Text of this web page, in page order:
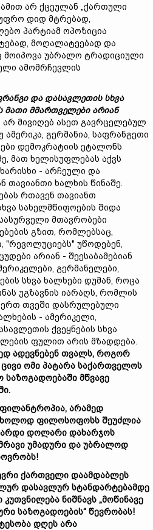
არ ქცეულან „ქართული
დიდ მტრებად,
პარტიამ ოპოზიცია
მოღალატეებად და
მოიპოვა უბრალო ტრადიციული
ამომრჩევლის
და დასავლეთის სხვა
მათი მმართველები არიან
მივიღებ ასეთ გავრცელებულ
გერმანია, საფრანგეთი
დემოკრატიის ეტალონს
მათ ხელისუფლებას აქვს
- არჩეული და
თავიანთი ხალხის წინაშე.
რთავენ თავიანთ
სახელმწიფოების შიდა
მთავრობები
გზით, რომლებსაც,
უწოდებენ,
არიან - შეესაბამებიან
გერმანელები,
სხვა ხალხები დუმან, როცა
უგზავნის იარაღს, რომლის
ერთ თვეში დასრულებული
- ამერიკელი,
ქვეყნების სხვა
ფულით არის მზადდება.
ადევნებენ თვალს, როგორ
ცივი ომი პატარა საქართველოს
საზოგადოებაში მწვავე
.
ფილანტროპია, არამედ
ფილოსოფოსს შეუძლია
დოლარი დახარჯოს
უმადური და უბრალოდ
!
ქართველი დაამდაბლეს
დასავლურ სტანდარტებამდე
კუთვნილება ნიშნავს „მოწინავე
საზოგადოების“ წევრობას!
დღეს არა